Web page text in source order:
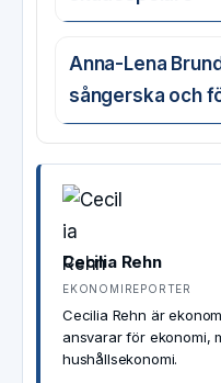
Anna-Lena
sångerska och
Cecilia Rehn
EKONOMIREPORTER
Cecilia Rehn är
ansvarar för ekonomi,
hushållsekonomi.